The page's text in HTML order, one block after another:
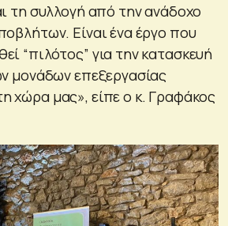
τη συλλογή από την ανάδοχο
Είναι ένα έργο που
“πιλότος” για την κατασκευή
μονάδων επεξεργασίας
χώρα μας», είπε ο κ. Γραφάκος